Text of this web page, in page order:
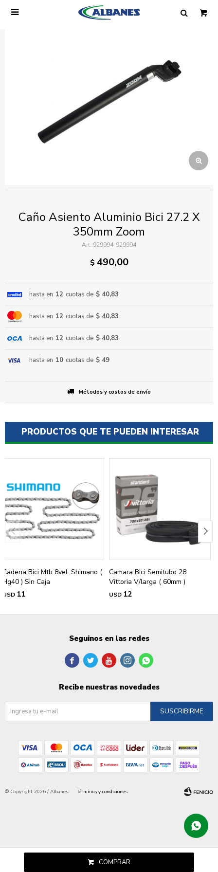

Caño Asiento Aluminio Bici 27.2 X
350mm Zoom
929994-929994
$ 490,00
hasta en 12 cuotas de $ 40,83
hasta en 12 cuotas de $ 40,83
hasta en 12 cuotas de $ 40,83
hasta en 10 cuotas de $ 49
COMPRAR
Métodos y costos de envío
PRODUCTOS QUE TE PUEDEN INTERESAR
Cadena Bici Mtb 8vel. Shimano (
Hg40 ) Sin Caja
USD 11
Camara Bici Semitubo 28
Vittoria V/larga ( 60mm )
USD 12
Correo electrónico
Seguinos en las redes
    
Recibe nuestras novedades
SUSCRIBIRME
© Copyright 2026 / Albanes Términos y condiciones